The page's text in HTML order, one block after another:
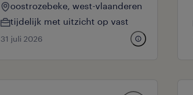
oostrozebeke, west-vlaanderen
tijdelijk met uitzicht op vast
31 juli 2026